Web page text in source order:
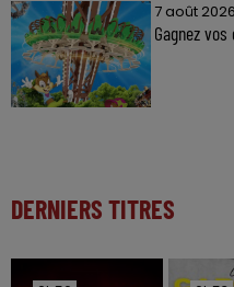
7 août 2026
Gagnez
DERNIERS TITRES